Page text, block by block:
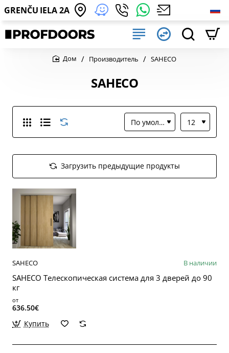
GRENČU IELA 2A
SAHECO
Производитель SAHECO
Загрузить предыдущие продукты
SAHECO В наличии
SAHECO Телескопическая система для 3 дверей до 90
кг
от
636.50€
Купить